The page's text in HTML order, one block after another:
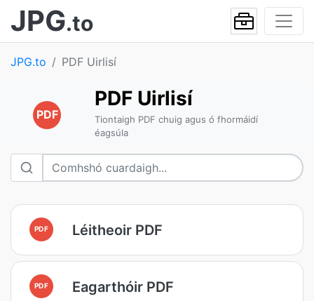
JPG.to
JPG.to PDF Uirlisí
PDF
PDF Uirlisí
Tiontaigh PDF chuig agus ó fhormáidí
éagsúla
PDF Léitheoir PDF
PDF Eagarthóir PDF